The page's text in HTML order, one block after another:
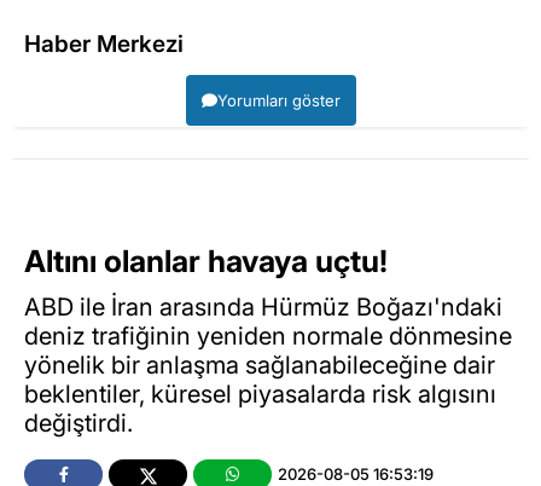
Haber Merkezi
Yorumları göster
Altını olanlar havaya uçtu!
ABD ile İran arasında Hürmüz Boğazı'ndaki
deniz trafiğinin yeniden normale dönmesine
yönelik bir anlaşma sağlanabileceğine dair
beklentiler, küresel piyasalarda risk algısını
değiştirdi.
2026-08-05 16:53:19